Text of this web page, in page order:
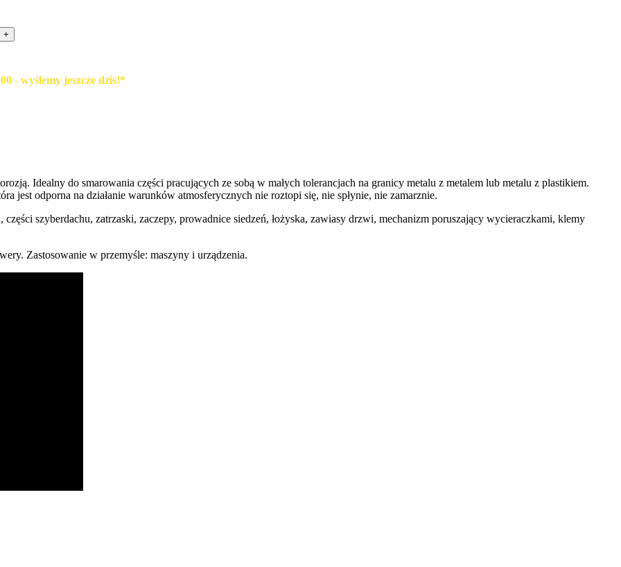
- wyślemy jeszcze dziś!*
Idealny do smarowania części pracujących ze sobą w małych tolerancjach na granicy metalu z metalem lub metalu z plastikiem.
jest odporna na działanie warunków atmosferycznych nie roztopi się, nie spłynie, nie zamarznie.
części szyberdachu, zatrzaski, zaczepy, prowadnice siedzeń, łożyska, zawiasy drzwi, mechanizm poruszający wycieraczkami, klemy
Zastosowanie w przemyśle: maszyny i urządzenia.